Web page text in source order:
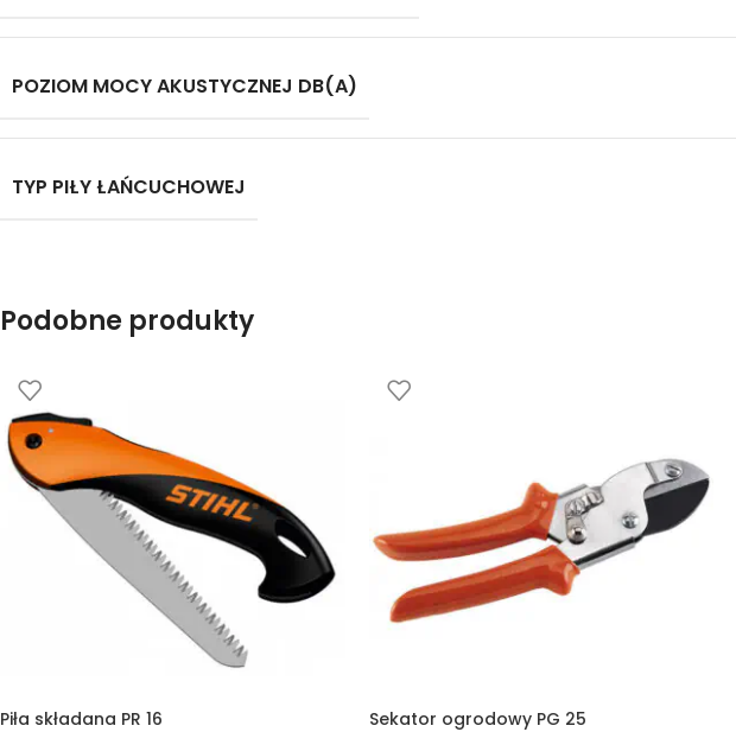
POZIOM MOCY AKUSTYCZNEJ DB(A)
TYP PIŁY ŁAŃCUCHOWEJ
Podobne produkty
Piła składana PR 16 Sekator ogrodowy PG 25